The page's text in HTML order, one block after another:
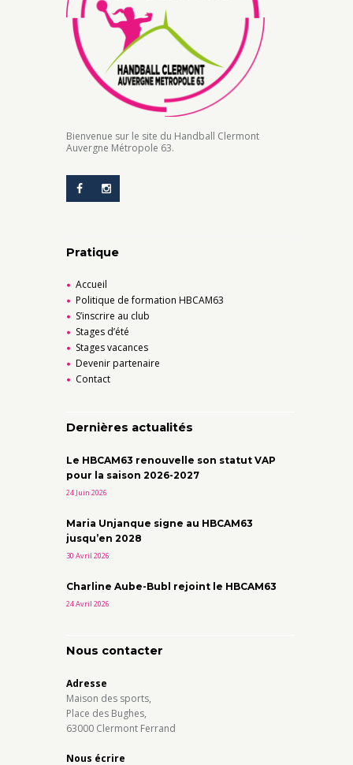
Bienvenue sur le site du Handball Clermont
Auvergne Métropole 63.
Pratique
Accueil
Politique de formation HBCAM63
S’inscrire au club
Stages d’été
Stages vacances
Devenir partenaire
Contact
Dernières actualités
Le HBCAM63 renouvelle son statut VAP
pour la saison 2026-2027
24 Juin 2026
Maria Unjanque signe au HBCAM63
jusqu’en 2028
30 Avril 2026
Charline Aube-Bubl rejoint le HBCAM63
24 Avril 2026
Nous contacter
Adresse
Maison des sports,
Place des Bughes,
63000 Clermont Ferrand
Nous écrire